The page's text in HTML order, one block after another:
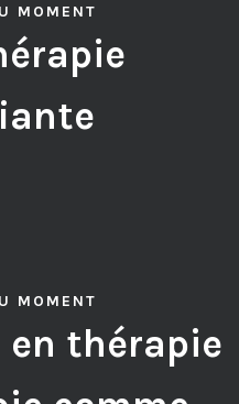
MOMENT
MOMENT
en thérapie